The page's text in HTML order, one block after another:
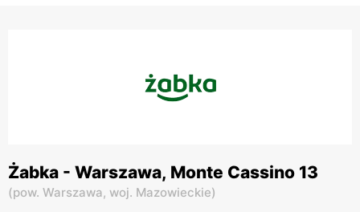
Żabka - Warszawa, Monte Cassino 13
(pow. Warszawa, woj. Mazowieckie)